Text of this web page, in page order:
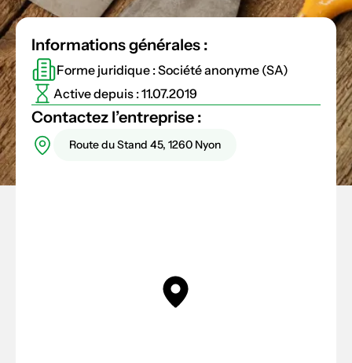
Informations générales :
Forme juridique : Société anonyme (SA)
Active depuis : 11.07.2019
Contactez l’entreprise :
Route du Stand 45, 1260 Nyon